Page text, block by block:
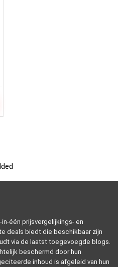
één prijsvergelijkings- en
deals biedt die beschikbaar zijn
via de laatst toegevoegde blogs.
beschermd door hun
inhoud is afgeleid van hun